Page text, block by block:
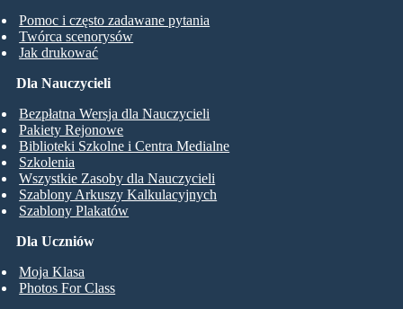
Pomoc i często zadawane pytania
Twórca scenorysów
Jak drukować
Dla Uczniów
Moja Klasa
Photos For Class
Dla Nauczycieli
Bezpłatna Wersja dla Nauczycieli
Pakiety Rejonowe
Biblioteki Szkolne i Centra Medialne
Szkolenia
Wszystkie Zasoby dla Nauczycieli
Szablony Arkuszy Kalkulacyjnych
Szablony Plakatów